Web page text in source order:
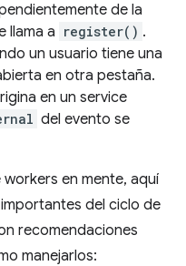
de la
llama a register() .
un usuario tiene una
en otra pestaña.
en un service
del evento se
en mente, aquí
del ciclo de
recomendaciones
manejarlos: